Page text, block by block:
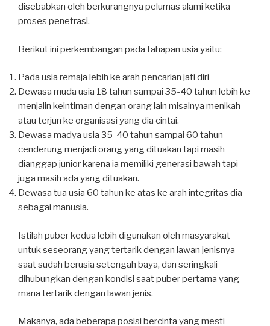
disebabkan oleh berkurangnya pelumas alami ketika
proses penetrasi.
Berikut ini perkembangan pada tahapan usia yaitu:
Pada usia remaja lebih ke arah pencarian jati diri
Dewasa muda usia 18 tahun sampai 35-40 tahun lebih ke
menjalin keintiman dengan orang lain misalnya menikah
atau terjun ke organisasi yang dia cintai.
Dewasa madya usia 35-40 tahun sampai 60 tahun
cenderung menjadi orang yang dituakan tapi masih
dianggap junior karena ia memiliki generasi bawah tapi
juga masih ada yang dituakan.
Dewasa tua usia 60 tahun ke atas ke arah integritas dia
sebagai manusia.
Istilah puber kedua lebih digunakan oleh masyarakat
untuk seseorang yang tertarik dengan lawan jenisnya
saat sudah berusia setengah baya, dan seringkali
dihubungkan dengan kondisi saat puber pertama yang
mana tertarik dengan lawan jenis.
Makanya, ada beberapa posisi bercinta yang mesti